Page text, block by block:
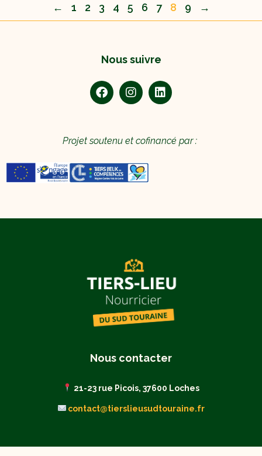
← 1 2 3 4 5 6 7 8 9 →
Nous contacter
21-23 rue Picois, 37600 Loches
contact@tierslieusudtouraine.fr
Nous suivre
Projet soutenu et cofinancé par :